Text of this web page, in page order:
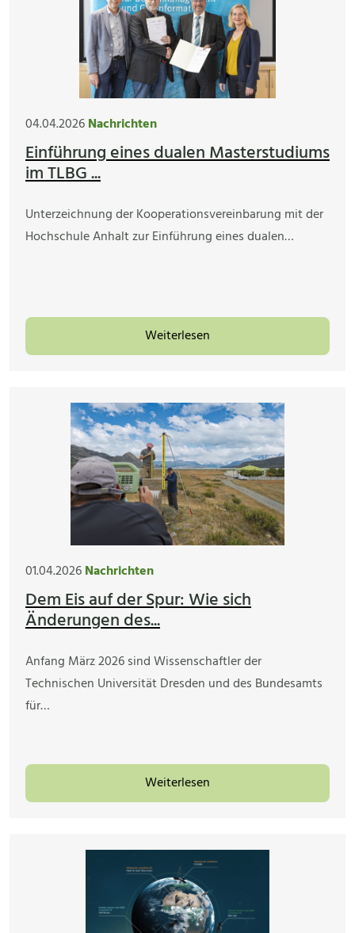
04.04.2026Nachrichten
Einführung eines dualen Masterstudiums
im TLBG ...
Unterzeichnung der Kooperationsvereinbarung mit der
Hochschule Anhalt zur Einführung eines dualen…
Weiterlesen
01.04.2026Nachrichten
Dem Eis auf der Spur: Wie sich
Änderungen des...
Anfang März 2026 sind Wissenschaftler der
Technischen Universität Dresden und des Bundesamts
für…
Weiterlesen